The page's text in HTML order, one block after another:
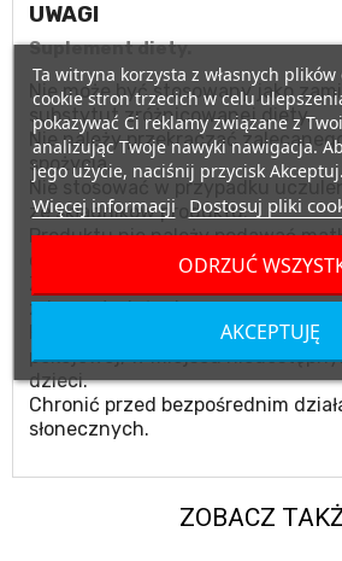
UWAGI
Suplement diety.
Nie może być stosowany jako
substytut zróżnicowanej diety.
Nie należy przekraczać
spożycia.
Nie stosować w przypadku
ze składników produktu.
Produktu nie należy podawać
oraz kobietom w ciąży.
zdrowy tryb życia.
Przechowywać w suchym
pokojowej, w miejscu
dzieci.
Chronić przed bezpośrednim
słonecznych.
ZOBACZ
Ta witryna korzysta z własnych
cookie stron trzecich w celu
pokazywać Ci reklamy związane z
analizując Twoje nawyki nawigacja.
jego użycie, naciśnij przycisk Akceptuj.
Więcej informacji Dostosuj pliki
ODRZUĆ
AKCEPTUJĘ